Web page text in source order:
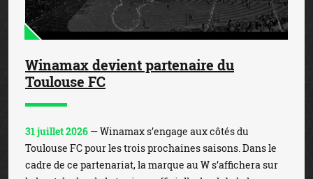
Winamax devient partenaire du
Toulouse FC
31 juillet 2026 — Winamax s’engage aux côtés du
Toulouse FC pour les trois prochaines saisons. Dans le
cadre de ce partenariat, la marque au W s’affichera sur